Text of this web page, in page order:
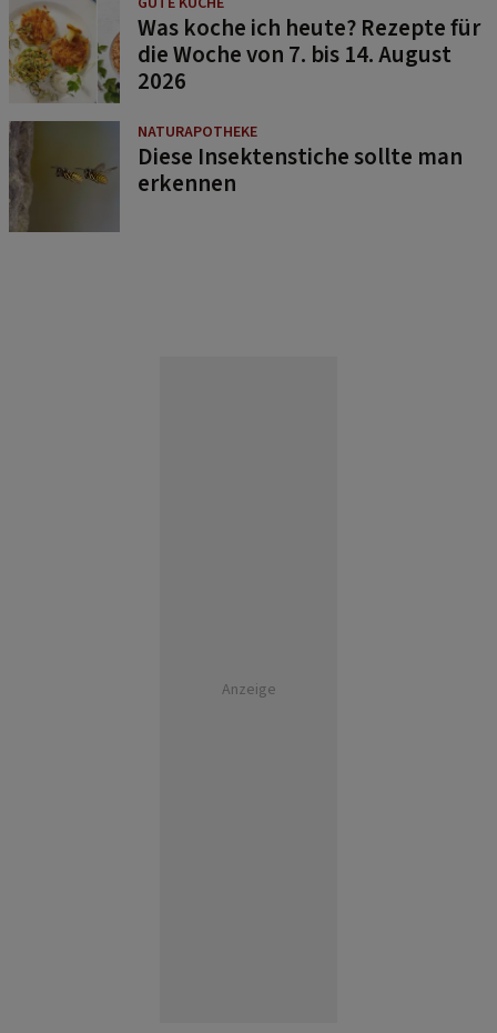
Was koche ich heute? Rezepte für
die Woche von 7. bis 14. August
2026
NATURAPOTHEKE
Diese Insektenstiche sollte man
erkennen
Anzeige